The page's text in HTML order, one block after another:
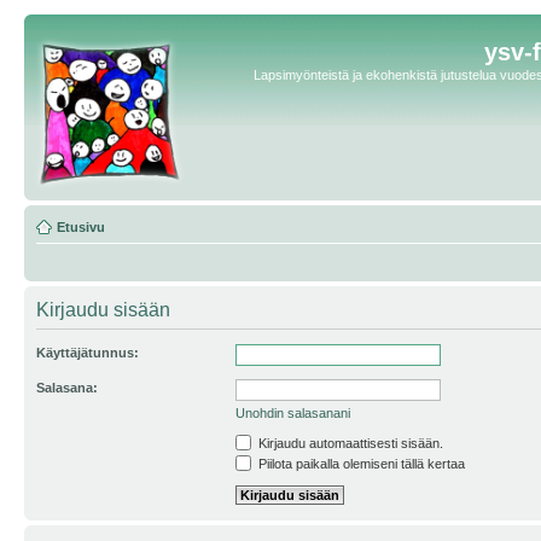
ysv-
Lapsimyönteistä ja ekohenkistä jutustelua
Etusivu
Kirjaudu sisään
Käyttäjätunnus:
Salasana:
Unohdin salasanani
Kirjaudu automaattisesti sisään.
Piilota paikalla olemiseni tällä kertaa